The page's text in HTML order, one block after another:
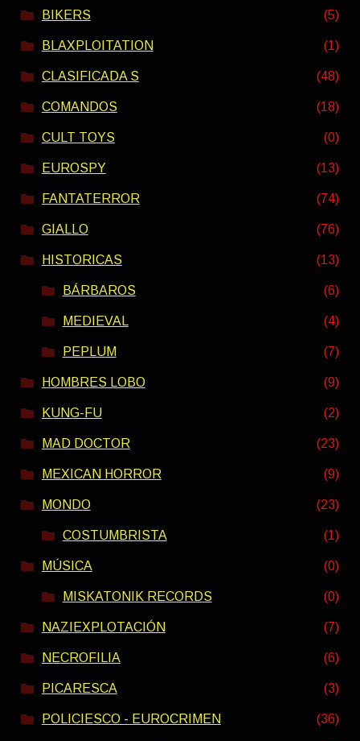
BIKERS (5)
BLAXPLOITATION (1)
CLASIFICADA S (48)
COMANDOS (18)
CULT TOYS (0)
EUROSPY (13)
FANTATERROR (74)
GIALLO (76)
HISTORICAS (13)
BÁRBAROS (6)
MEDIEVAL (4)
PEPLUM (7)
HOMBRES LOBO (9)
KUNG-FU (2)
MAD DOCTOR (23)
MEXICAN HORROR (9)
MONDO (23)
COSTUMBRISTA (1)
MÚSICA (0)
MISKATONIK RECORDS (0)
NAZIEXPLOTACIÓN (7)
NECROFILIA (6)
PICARESCA (3)
POLICIESCO - EUROCRIMEN (36)